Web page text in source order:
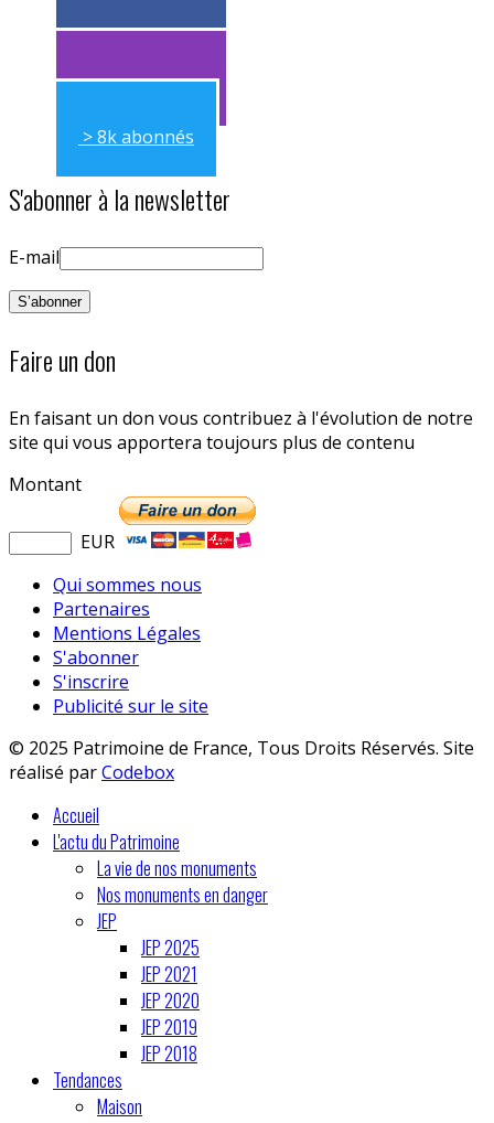
> 11k abonnés
> 11k abonnés
> 8k abonnés
S'abonner à la newsletter
E-mail
Faire un don
En faisant un don vous contribuez à l'évolution de notre
site qui vous apportera toujours plus de contenu
Montant
EUR
Qui sommes nous
Partenaires
Mentions Légales
S'abonner
S'inscrire
Publicité sur le site
© 2025 Patrimoine de France, Tous Droits Réservés. Site
réalisé parCodebox
Accueil
L'actu du Patrimoine
La vie de nos monuments
Nos monuments en danger
JEP
JEP 2025
JEP 2021
JEP 2020
JEP 2019
JEP 2018
Tendances
Maison